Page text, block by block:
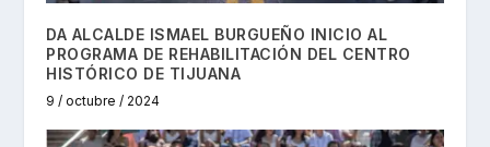
DA ALCALDE ISMAEL BURGUEÑO INICIO AL
PROGRAMA DE REHABILITACIÓN DEL CENTRO
HISTÓRICO DE TIJUANA
9 / octubre / 2024